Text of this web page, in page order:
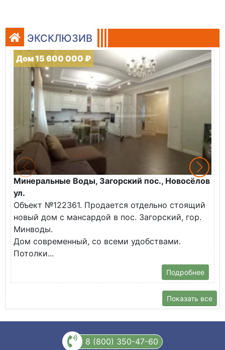
ЭКСКЛЮЗИВ
Дом 15 600 000 ₽
Минеральные Воды, Загорский пос., Новосёлов
ул.
Объект №122361. Продается отдельно стоящий
новый дом с мансардой в пос. Загорский, гор.
Минводы.
Дом современный, со всеми удобствами.
Потолки...
Подробнее
Показать все
8 (800) 350-47-60